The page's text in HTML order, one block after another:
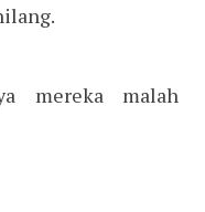
mereka malah